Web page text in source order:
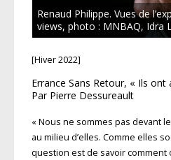
Renaud Philippe. Vues de
views, photo : MNBAQ, Idra
[Hiver 2022]
Errance Sans Retour, « Ils
Par Pierre Dessureault
« Nous ne sommes pas devant
au milieu d’elles. Comme elles
question est de savoir comment